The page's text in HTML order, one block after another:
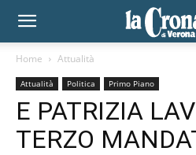
Home Attualità
Attualità Politica Primo Piano
E PATRIZIA
TERZO